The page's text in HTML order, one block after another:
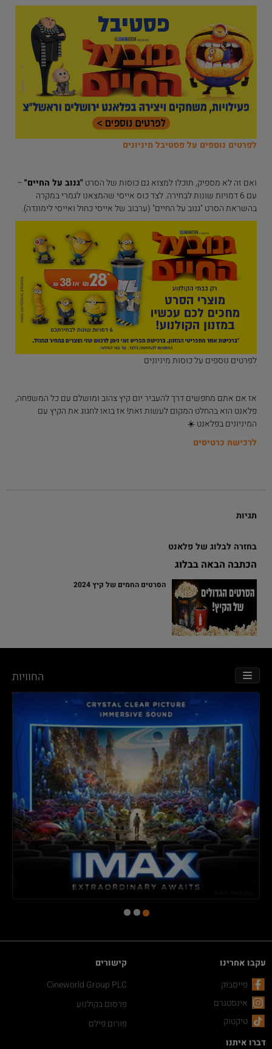
לפרטים נוספים על פסטיבל מיניונים
ואם זה לא מספיק, תוכלו למצוא גם כוסות של הסרט "גנוב על החיים"–
עם 6 דמויות שונות לבחירה. לצד כוס אייסי שהמצאנו לגמרי במקרה
בהשראת הסרט "גנוב על החיים" (ערבוב של אייסי כחול ואייסי לימונדה).
לפרטים נוספים על כוסות מיניונים
אז אם אתם מחפשים דרך להעביר יום קיץ צהוב ומושלם עם כל המשפחה,
פלאנט הוא בהחלט המקום לעשות זאת! אז בואו לחגוג את הקיץ עם
המיניונים בפלאנט ☀️
לרכישת כרטיסים
תגיות
בחזרה לבלוג של פלאנט
הכתבה הבאה בבלוג
הסרטים החמים של קיץ 2024
החוויות TOGGLE NAVIGATION
עקבו אחרינו
פייסבוק
אינסטגרם
טיקטוק
דברו איתנו
קישורים
Cineworld Group PLC
פרסום בקולנוע
פורום פילם